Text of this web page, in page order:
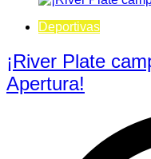
Deportivas
¡River Plate
Apertura!